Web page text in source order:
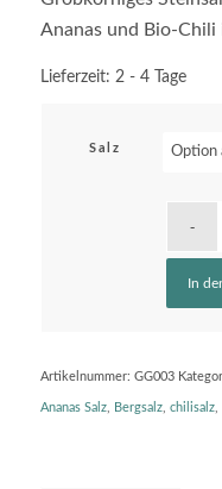
Ananas und Bio-Chili
Lieferzeit: 2 - 4 Tage
Salz
In
Artikelnummer: GG003
Ananas Salz, Bergsalz, chilisalz,